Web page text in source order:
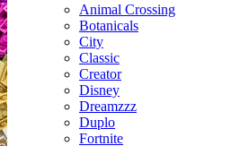
Animal Crossing
Botanicals
City
Classic
Creator
Disney
Dreamzzz
Duplo
Fortnite